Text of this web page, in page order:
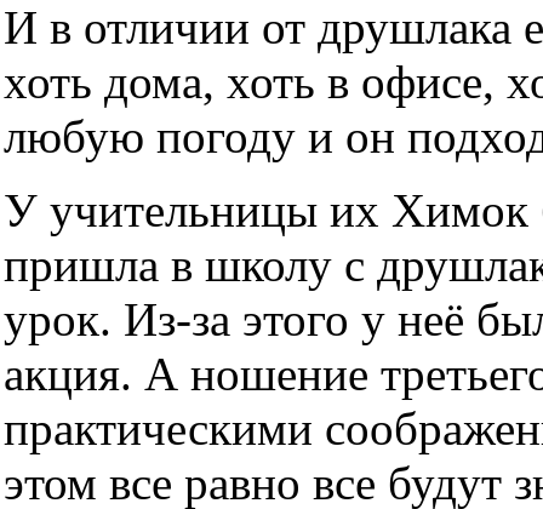
И в отличии от друшлака
хоть дома, хоть в офисе,
любую погоду и он
У учительницы их Химок
пришла в школу с
урок. Из-за этого у неё
акция. А ношение
практическими
этом все равно все будут